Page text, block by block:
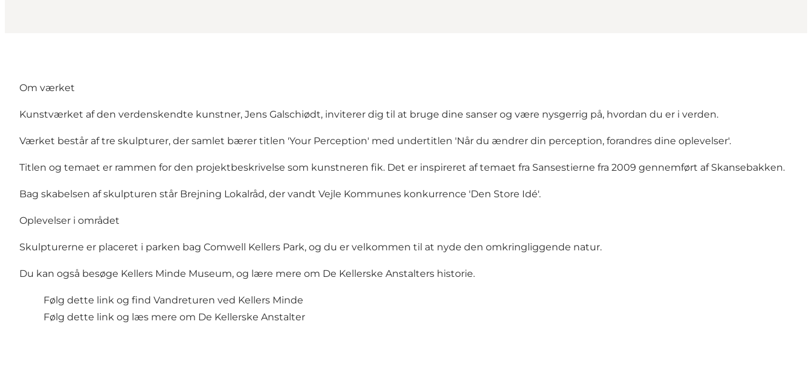
Om værket
Kunstværket af den verdenskendte kunstner, Jens Galschiødt, inviterer dig til at bruge dine sanser og være nysgerrig på, hvordan du er i verden.
Værket består af tre skulpturer, der samlet bærer titlen 'Your Perception' med undertitlen 'Når du ændrer din perception, forandres dine oplevelser'.
Titlen og temaet er rammen for den projektbeskrivelse som kunstneren fik. Det er inspireret af temaet fra Sansestierne fra 2009 gennemført af Skansebakken.
Bag skabelsen af skulpturen står Brejning Lokalråd, der vandt Vejle Kommunes konkurrence 'Den Store Idé'.
Oplevelser i området
Skulpturerne er placeret i parken bag Comwell Kellers Park, og du er velkommen til at nyde den omkringliggende natur.
Du kan også besøge Kellers Minde Museum, og lære mere om De Kellerske Anstalters historie.
Følg dette link og find Vandreturen ved Kellers Minde
Følg dette link og læs mere om De Kellerske Anstalter